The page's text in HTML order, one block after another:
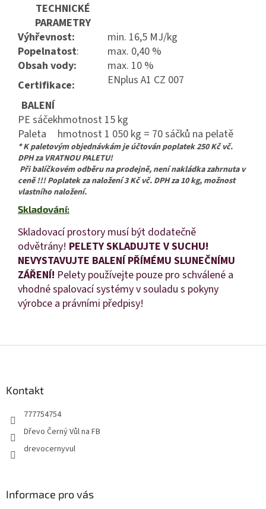
TECHNICKÉ
PARAMETRY
Výhřevnost:
min. 16,5 MJ/kg
Popelnatost:
max. 0,40 %
Obsah vody:
max. 10 %
Certifikace:
ENplus A1 CZ 007
BALENÍ
PE sáčekhmotnost 15 kg
Paleta
hmotnost 1 050 kg = 70 sáčků na pelatě
* K paletovým objednávkám je účtován poplatek 250 Kč vč.
DPH za VRATNOU PALETU!
Při balíčkovém odběru na prodejně, není nakládka zahrnuta v
ceně !!! Poplatek za naložení 3 Kč vč. DPH za 10 kg, možnost
vlastního naložení.
Skladování:
Skladovací prostory musí být dodatečně
odvětrány! PELETY SKLADUJTE V SUCHU!
NEVYSTAVUJTE BALENÍ PŘÍMÉMU SLUNEČNÍMU
ZÁŘENÍ! Pelety používejte pouze pro schválené a
vhodné spalovací systémy v souladu s pokyny
výrobce a právními předpisy!
Kontakt
777754754
Dřevo Černý Vůl na FB
drevocernyvul
Informace pro vás